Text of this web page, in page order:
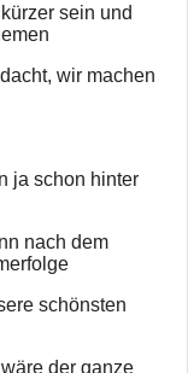
sein und
wir machen
ja schon hinter
nach dem
schönsten
der ganze